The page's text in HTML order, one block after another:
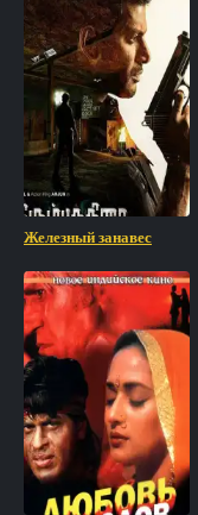
Железный занавес